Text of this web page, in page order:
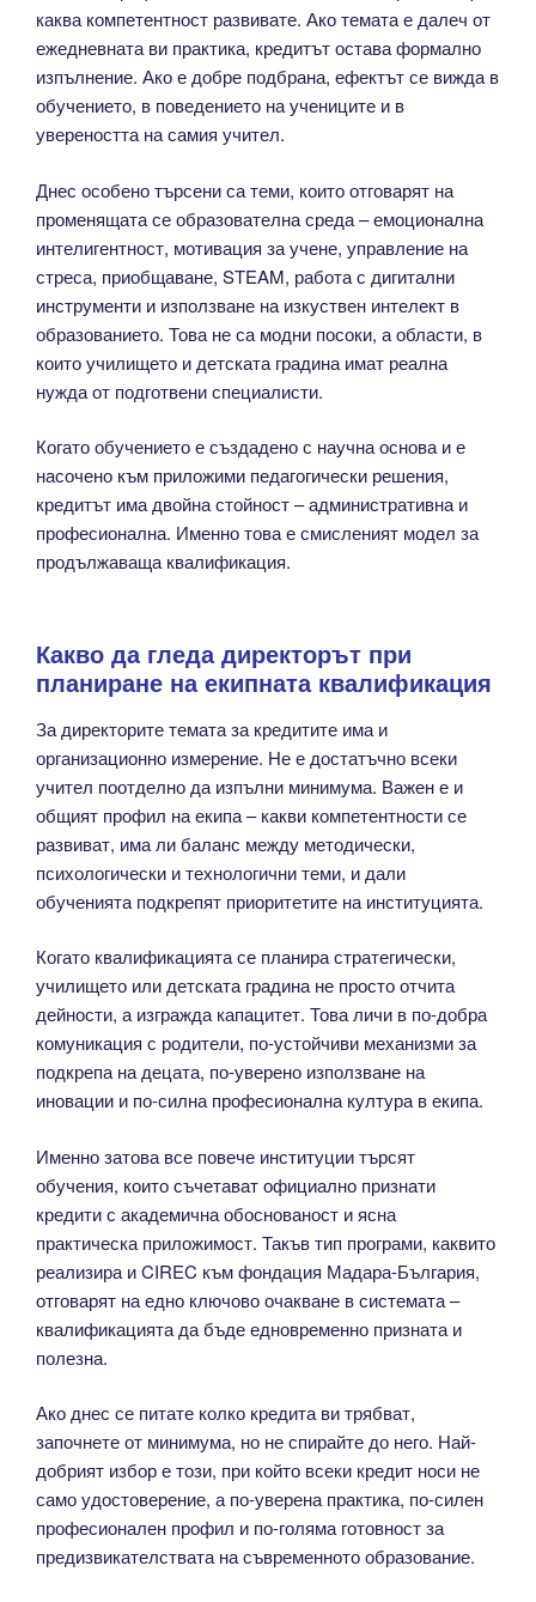
каква компетентност развивате. Ако темата е далеч от
ежедневната ви практика, кредитът остава формално
изпълнение. Ако е добре подбрана, ефектът се вижда в
обучението, в поведението на учениците и в
увереността на самия учител.
Днес особено търсени са теми, които отговарят на
променящата се образователна среда – емоционална
интелигентност, мотивация за учене, управление на
стреса, приобщаване, STEAM, работа с дигитални
инструменти и използване на изкуствен интелект в
образованието. Това не са модни посоки, а области, в
които училището и детската градина имат реална
нужда от подготвени специалисти.
Когато обучението е създадено с научна основа и е
насочено към приложими педагогически решения,
кредитът има двойна стойност – административна и
професионална. Именно това е смисленият модел за
продължаваща квалификация.
Какво да гледа директорът при
планиране на екипната квалификация
За директорите темата за кредитите има и
организационно измерение. Не е достатъчно всеки
учител поотделно да изпълни минимума. Важен е и
общият профил на екипа – какви компетентности се
развиват, има ли баланс между методически,
психологически и технологични теми, и дали
обученията подкрепят приоритетите на институцията.
Когато квалификацията се планира стратегически,
училището или детската градина не просто отчита
дейности, а изгражда капацитет. Това личи в по-добра
комуникация с родители, по-устойчиви механизми за
подкрепа на децата, по-уверено използване на
иновации и по-силна професионална култура в екипа.
Именно затова все повече институции търсят
обучения, които съчетават официално признати
кредити с академична обоснованост и ясна
практическа приложимост. Такъв тип програми, каквито
реализира и CIREC към фондация Мадара-България,
отговарят на едно ключово очакване в системата –
квалификацията да бъде едновременно призната и
полезна.
Ако днес се питате колко кредита ви трябват,
започнете от минимума, но не спирайте до него. Най-
добрият избор е този, при който всеки кредит носи не
само удостоверение, а по-уверена практика, по-силен
професионален профил и по-голяма готовност за
предизвикателствата на съвременното образование.